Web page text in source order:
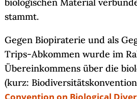
biologischen Material
stammt.
Gegen Biopiraterie und als
Trips-Abkommen wurde im
Übereinkommens über die
(kurz: